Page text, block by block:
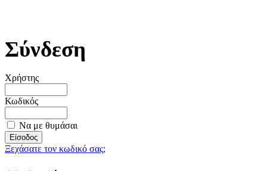
Σύνδεση
Χρήστης
Κωδικός
Να με θυμάσαι
Ξεχάσατε τον κωδικό σας;